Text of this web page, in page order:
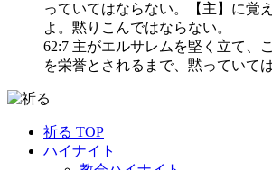
っていてはならない。【主】に覚
よ。黙りこんではならない。
62:7 主がエルサレムを堅く立て、
を栄誉とされるまで、黙っていて
祈る TOP
ハイナイト